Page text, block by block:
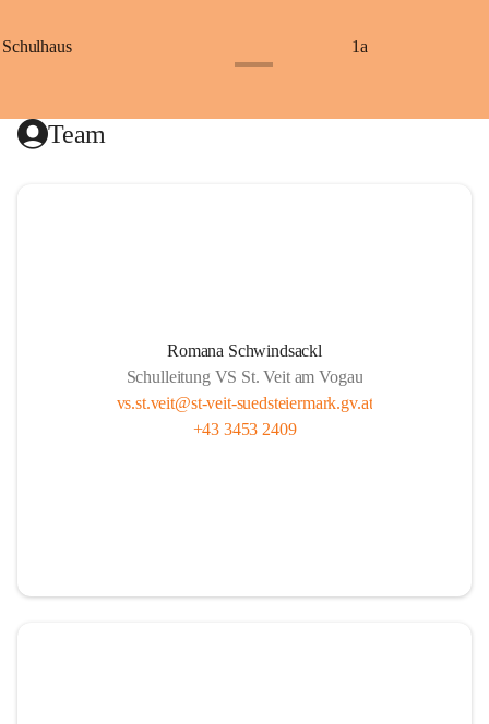
Schulhaus 1a
Team
Romana Schwindsackl
Schulleitung VS St. Veit am Vogau
vs.st.veit@st-veit-suedsteiermark.gv.at
+43 3453 2409